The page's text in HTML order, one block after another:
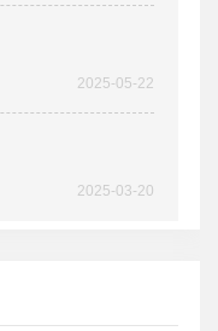
2025-05-22
2025-03-20